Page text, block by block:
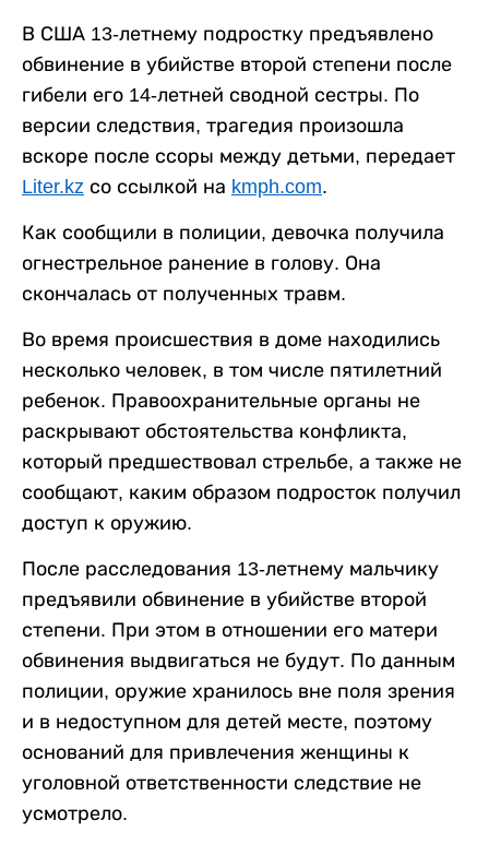
В США 13-летнему подростку предъявлено
обвинение в убийстве второй степени после
гибели его 14-летней сводной сестры. По
версии следствия, трагедия произошла
вскоре после ссоры между детьми, передает
Liter.kz со ссылкой на kmph.com.
Как сообщили в полиции, девочка получила
огнестрельное ранение в голову. Она
скончалась от полученных травм.
Во время происшествия в доме находились
несколько человек, в том числе пятилетний
ребенок. Правоохранительные органы не
раскрывают обстоятельства конфликта,
который предшествовал стрельбе, а также не
сообщают, каким образом подросток получил
доступ к оружию.
После расследования 13-летнему мальчику
предъявили обвинение в убийстве второй
степени. При этом в отношении его матери
обвинения выдвигаться не будут. По данным
полиции, оружие хранилось вне поля зрения
и в недоступном для детей месте, поэтому
оснований для привлечения женщины к
уголовной ответственности следствие не
усмотрело.